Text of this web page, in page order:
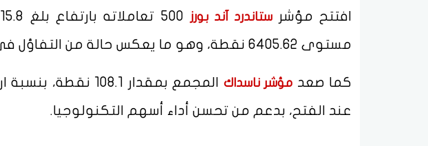
افتتح مؤشر ستاندرد آند بورز
مستوى 6405.62 نقطة، وهو ما يعكس حالة من التفاؤل في السوق بشأن أداء الشركات.
كما صعد مؤشر ناسداك
عند الفتح، بدعم من تحسن أداء أسهم التكنولوجيا.